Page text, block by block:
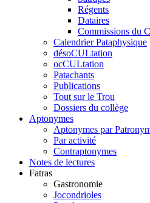
Régents
Dataires
Commissions du
Calendrier Pataphysique
désoCULtation
ocCULtation
Patachants
Publications
Tout sur le Trou
Dossiers du collège
Aptonymes
Aptonymes par
Par activité
Contraptonymes
Notes de lectures
Fatras
Gastronomie
Jocondrioles